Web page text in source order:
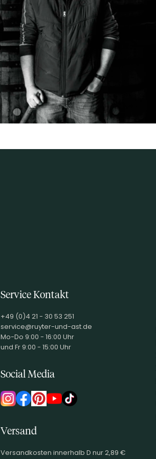
Service Kontakt
+49 (0)4 21 - 30 53 251
service@ruyter-und-ast.de
Mo-Do 9:00 - 16:00 Uhr
und Fr 9:00 - 15:00 Uhr
Social Media
Versand
Versandkosten innerhalb D nur 2,89 €